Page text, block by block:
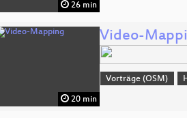
26 min
20 min
Video-
Vorträge (OSM)